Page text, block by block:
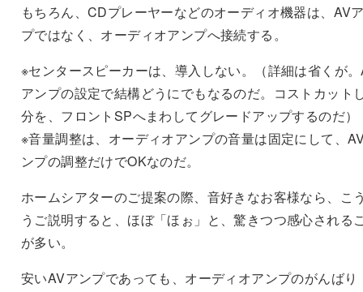
もちろん、CDプレーヤーなどのオーディオ機器は、AV
プではなく、オーディオアンプへ接続する。
※センタースピーカーは、導入しない。（詳細は省くが
アンプの設定で結構どうにでもなるのだ。コストカット
分を、フロントSPへまわしてグレードアップするのだ）
※音量調整は、オーディオアンプの音量は固定にして、
ンプの調整だけでOKなのだ。
ホームシアターのご提案の際、音好きなお客様なら、こ
うご説明すると、ほぼ「ほぉ」と、驚きつつ感心される
が多い。
安いAVアンプであっても、オーディオアンプのがんばり